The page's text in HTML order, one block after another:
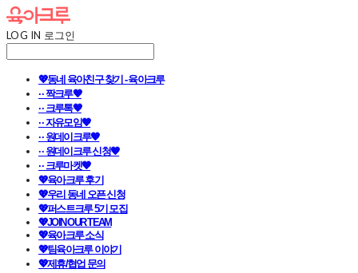
LOG IN 로그인
💖동네 육아친구 찾기 - 육아크루
· · 짝크루🧡
· · 크루톡🧡
· · 자유모임🧡
· · 원데이크루🧡
· · 원데이크루 신청🧡
· · 크루마켓🧡
💖육아크루 후기
💖우리 동네 오픈 신청
💖퍼스트크루 5기 모집
💖JOIN OUR TEAM
💖육아크루 소식
💖팀육아크루 이야기
💖제휴/협업 문의